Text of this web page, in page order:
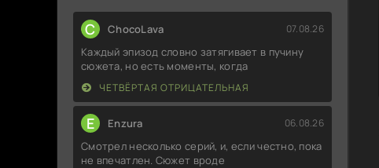
C ChocoLava 07.08.26
Каждый эпизод словно затягивает в пучину
сюжета, но есть моменты, когда
ЧЕТВЁРТАЯ ОТРИЦАТЕЛЬНАЯ
E Enzura 06.08.26
Смотрел несколько серий, и, если честно, пока
не впечатлен. Сюжет вроде